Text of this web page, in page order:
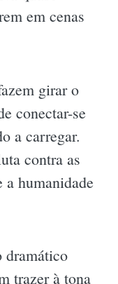
em cenas
girar o
conectar-se
a carregar.
contra as
a humanidade
dramático
trazer à tona